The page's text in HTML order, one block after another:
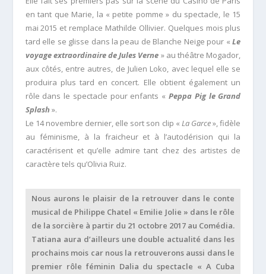
en tant que Marie, la « petite pomme » du spectacle, le 15
mai 2015 et remplace Mathilde Ollivier. Quelques mois plus
tard elle se glisse dans la peau de Blanche Neige pour «Le
voyage extraordinaire de Jules Verne » au théâtre Mogador,
aux côtés, entre autres, de Julien Loko, avec lequel elle se
produira plus tard en concert. Elle obtient également un
rôle dans le spectacle pour enfants « Peppa Pig le Grand
Splash ».
Le 14 novembre dernier, elle sort son clip « La Garce», fidèle
au féminisme, à la fraicheur et à l’autodérision qui la
caractérisent et qu’elle admire tant chez des artistes de
caractère tels qu’Olivia Ruiz.
Nous aurons le plaisir de la retrouver dans le conte
musical de Philippe Chatel « Emilie Jolie » dans le rôle
de la sorcière à partir du 21 octobre 2017 au Comédia.
Tatiana aura d’ailleurs une double actualité dans les
prochains mois car nous la retrouverons aussi dans le
premier rôle féminin Dalia du spectacle « A Cuba